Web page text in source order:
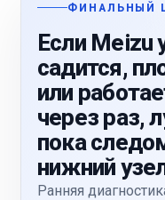
ФИНАЛЬНЫЙ
Если
садится,
или
через раз,
пока
нижний
Ранняя